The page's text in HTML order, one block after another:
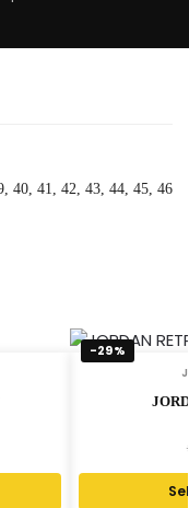
40, 41, 42, 43, 44, 45, 46
-29%